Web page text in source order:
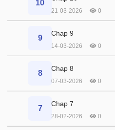
10
21-03-2026 0
9
Chap 9
14-03-2026 0
8
Chap 8
07-03-2026 0
7
Chap 7
28-02-2026 0